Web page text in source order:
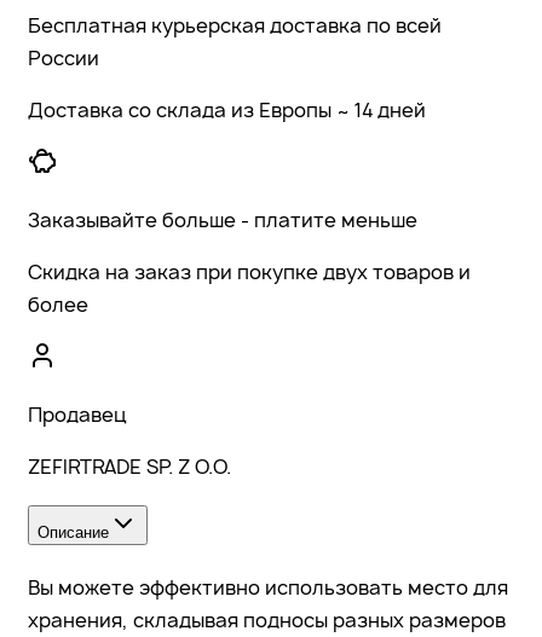
Бесплатная курьерская доставка по всей
России
Доставка со склада из Европы ~ 14 дней
Заказывайте больше - платите меньше
Скидка на заказ при покупке двух товаров и
более
Продавец
ZEFIRTRADE SP. Z O.O.
Описание
Вы можете эффективно использовать место для
хранения, складывая подносы разных размеров